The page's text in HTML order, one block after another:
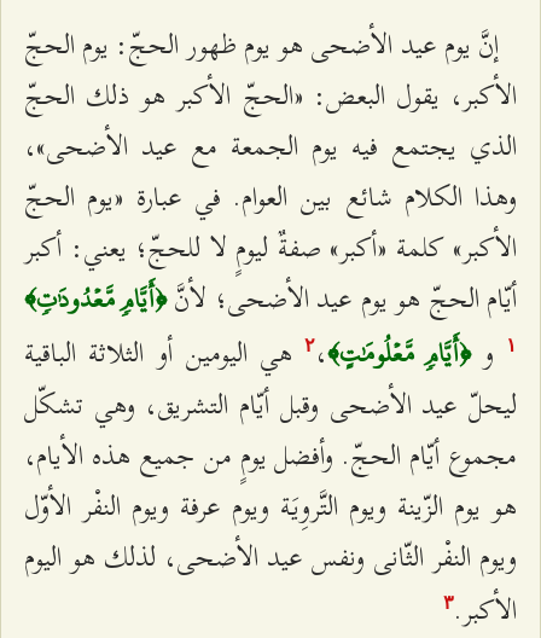
إنَّ يوم عيد الأضحى هو يوم ظهور الحجّ: یوم الحجّ
الأکبر، يقول البعض: «الحجّ الأكبر هو ذلك الحجّ
الذي يجتمع فيه يوم الجمعة مع عيد الأضحى»،
وهذا الكلام شائع بين العوام. في عبارة «یوم الحجّ
الأکبر» كلمة «أكبر» صفةٌ ليومٍ لا للحجّ؛ يعني: أكبر
أيّام الحجّ هو يوم عيد الأضحى؛ لأنَّ﴿أَيَّامٖ مَّعۡدُودَٰتٖ﴾
۱ و﴿أَيَّامٖ مَّعۡلُومَٰتٍ﴾،٢هي اليومين أو الثلاثة الباقية
ليحلّ عيد الأضحى وقبل أيّام التشريق، وهي تشكّل
مجموع أيّام الحجّ. وأفضل يومٍ من جميع هذه الأيام،
هو یوم الزّینة ویوم التَّروِیَة ویوم عرفة ویوم النفْر الأوّل
ویوم النفْر الثّانی ونفس عيد الأضحى، لذلك هو اليوم
الأكبر.٣